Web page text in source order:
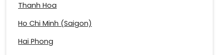
Thanh Hoa
Ho Chi Minh (Saigon)
Hai Phong